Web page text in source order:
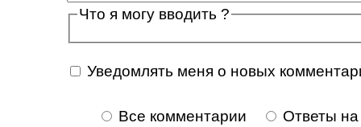
Что я могу вводить ?
Уведомлять меня о новых
Все комментарии
Ответы